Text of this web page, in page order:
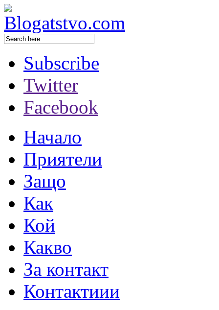
Subscribe
Twitter
Facebook
Начало
Приятели
Защо
Как
Кой
Какво
За контакт
Контактиии